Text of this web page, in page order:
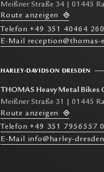
Meißner Straße 34 | 01445
Route anzeigen
Telefon +49 351 40464
E-Mail reception@thomas-
HARLEY-DAVIDSON DRESDEN
THOMAS Heavy Metal Bikes
Meißner Straße 31 | 01445
Route anzeigen
T elefon +49 351 7956557
E-Mail info@harley-